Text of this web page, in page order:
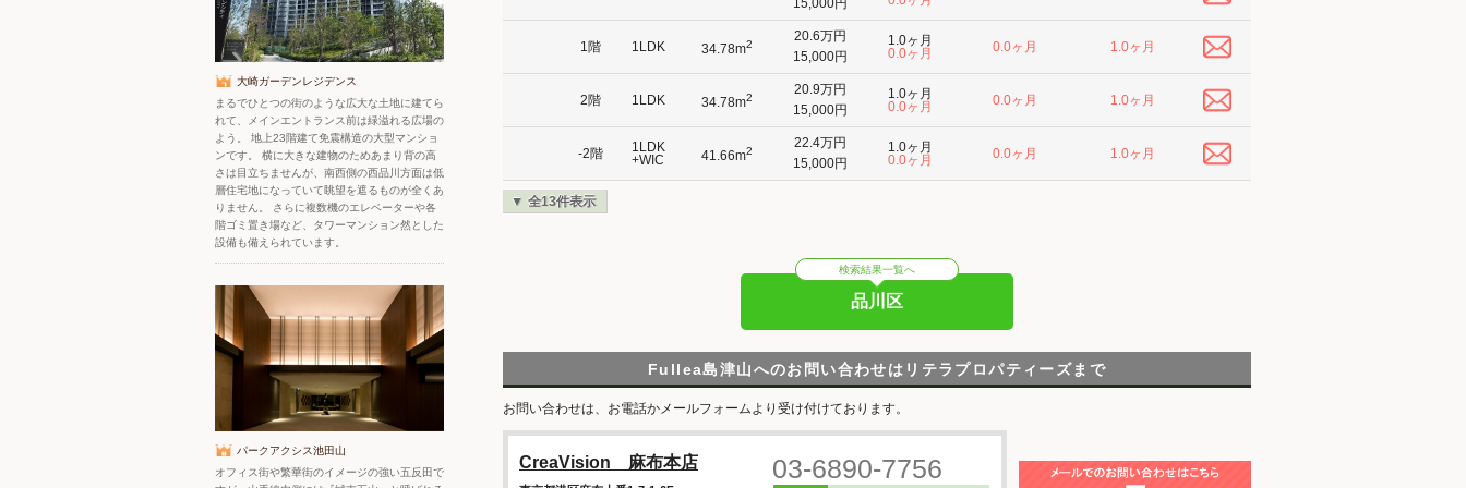
15,000円
20.6万円
15,000円
1.0ヶ月
0.0ヶ月
0.0ヶ月 1.0ヶ月
1階 1LDK 34.78m2
20.9万円
15,000円
1.0ヶ月
0.0ヶ月
0.0ヶ月 1.0ヶ月
2階 1LDK 34.78m2
22.4万円
15,000円
1.0ヶ月
0.0ヶ月
0.0ヶ月 1.0ヶ月
-2階
1LDK
+WIC
41.66m2
全13件表示
検索結果一覧へ
品川区
Fullea島津山へのお問い合わせはリテラプロパティーズまで
お問い合わせは、お電話かメールフォームより受け付けております。
CreaVision 麻布本店 03-6890-7756
大崎ガーデンレジデンス
まるでひとつの街のような広大な土地に建てら
れて、メインエントランス前は緑溢れる広場の
よう。 地上23階建て免震構造の大型マンショ
ンです。 横に大きな建物のためあまり背の高
さは目立ちませんが、南西側の西品川方面は低
層住宅地になっていて眺望を遮るものが全くあ
りません。 さらに複数機のエレベーターや各
階ゴミ置き場など、タワーマンション然とした
設備も備えられています。
パークアクシス池田山
オフィス街や繁華街のイメージの強い五反田で